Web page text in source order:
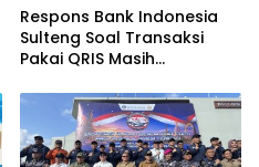
Respons Bank Indonesia
Sulteng Soal Transaksi
Pakai QRIS Masih